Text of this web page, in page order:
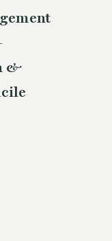
&